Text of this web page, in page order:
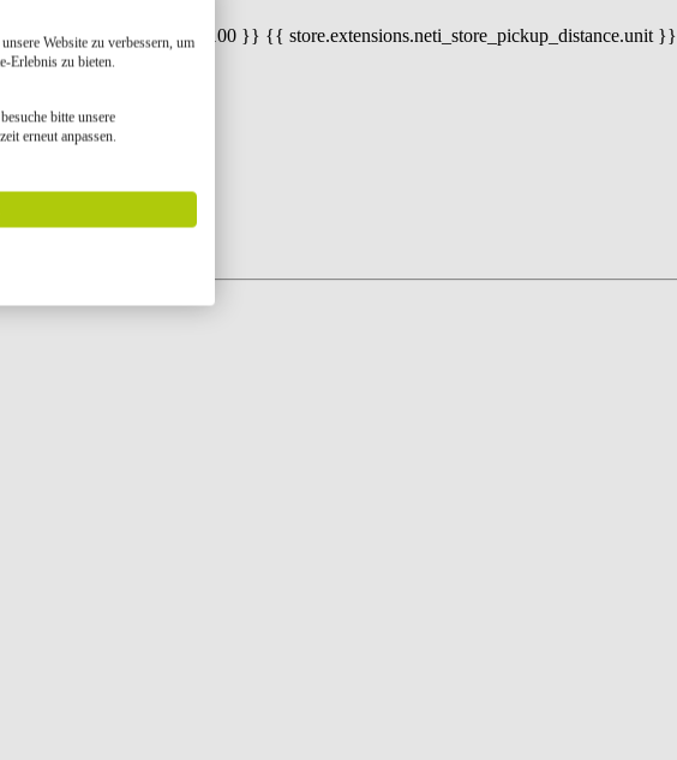
* 100) / 100 }} {{ store.extensions.neti_store_pickup_distance.unit }}
}}
Website zu verbessern, um
Erlebnis zu bieten.
bitte unsere
erneut anpassen.